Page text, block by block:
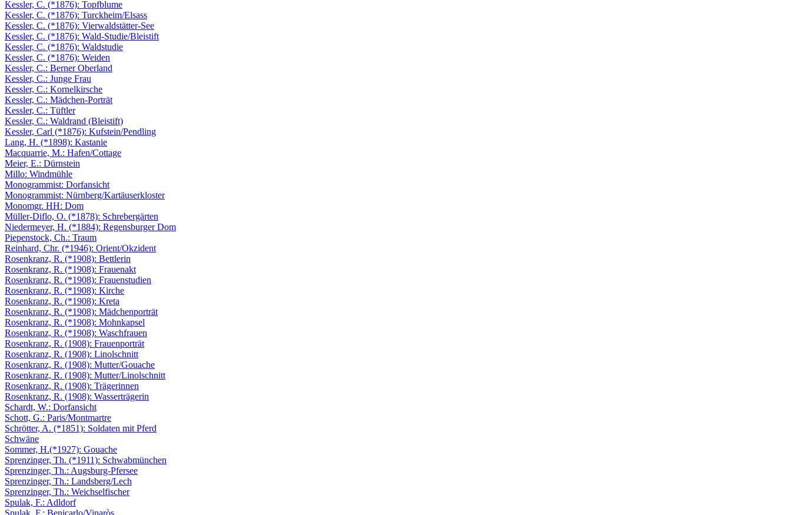
Kessler, C. (*1876): Topfblume
Kessler, C. (*1876): Turckheim/Elsass
Kessler, C. (*1876): Vierwaldstätter-See
Kessler, C. (*1876): Wald-Studie/Bleistift
Kessler, C. (*1876): Waldstudie
Kessler, C. (*1876): Weiden
Kessler, C.: Berner Oberland
Kessler, C.: Junge Frau
Kessler, C.: Kornelkirsche
Kessler, C.: Mädchen-Porträt
Kessler, C.: Tüftler
Kessler, C.: Waldrand (Bleistift)
Kessler, Carl (*1876): Kufstein/Pendling
Lang, H. (*1898): Kastanie
Macquarrie, M.: Hafen/Cottage
Meier, E.: Dürnstein
Millo: Windmühle
Monogrammist: Dorfansicht
Monogrammist: Nürnberg/Kartäuserkloster
Monomgr. HH: Dom
Müller-Diflo, O. (*1878): Schrebergärten
Niedermeyer, H. (*1884): Regensburger Dom
Piepenstock, Ch.: Traum
Reinhard, Chr. (*1946): Orient/Okzident
Rosenkranz, R. (*1908): Bettlerin
Rosenkranz, R. (*1908): Frauenakt
Rosenkranz, R. (*1908): Frauenstudien
Rosenkranz, R. (*1908): Kirche
Rosenkranz, R. (*1908): Kreta
Rosenkranz, R. (*1908): Mädchenporträt
Rosenkranz, R. (*1908): Mohnkapsel
Rosenkranz, R. (*1908): Waschfrauen
Rosenkranz, R. (1908): Frauenporträt
Rosenkranz, R. (1908): Linolschnitt
Rosenkranz, R. (1908): Mutter/Gouache
Rosenkranz, R. (1908): Mutter/Linolschnitt
Rosenkranz, R. (1908): Trägerinnen
Rosenkranz, R. (1908): Wasserträgerin
Schardt, W.: Dorfansicht
Schott, G.: Paris/Montmartre
Schrötter, A. (*1851): Soldaten mit Pferd
Schwäne
Sommer, H.(*1927): Gouache
Sprenzinger, Th. (*1911): Schwabmünchen
Sprenzinger, Th.: Augsburg-Pfersee
Sprenzinger, Th.: Landsberg/Lech
Sprenzinger, Th.: Weichselfischer
Spulak, F.: Adldorf